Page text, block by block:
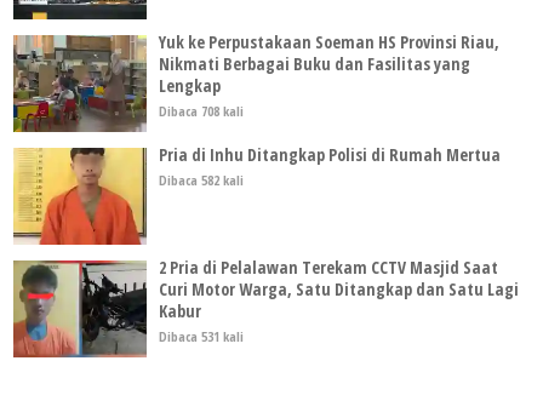
Yuk ke Perpustakaan Soeman HS Provinsi Riau,
Nikmati Berbagai Buku dan Fasilitas yang
Lengkap
Dibaca 708 kali
Pria di Inhu Ditangkap Polisi di Rumah Mertua
Dibaca 582 kali
2 Pria di Pelalawan Terekam CCTV Masjid Saat
Curi Motor Warga, Satu Ditangkap dan Satu Lagi
Kabur
Dibaca 531 kali